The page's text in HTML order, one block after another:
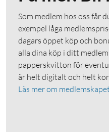
Som medlem hos oss får
exempel låga
dagars öppet köp och
alla dina köp i ditt
papperskvitton för
är helt digitalt och helt
Läs mer om medlemskapet